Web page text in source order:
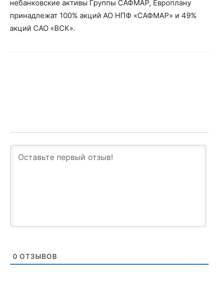
небанковские активы Группы САФМАР, Европлану
принадлежат 100% акций АО НПФ «САФМАР» и 49%
акций САО «ВСК».
0 ОТЗЫВОВ